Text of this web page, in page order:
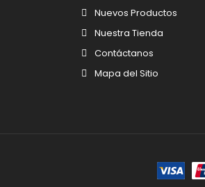
Nuevos Productos
Nuestra Tienda
Contáctanos
Mapa del Sitio